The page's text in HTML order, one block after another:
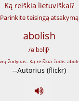
Ką reiškia lietuviškai?
Parinkite teisingą atsakymą
abolish
/ə'bɔliʃ/
--Autorius (flickr)